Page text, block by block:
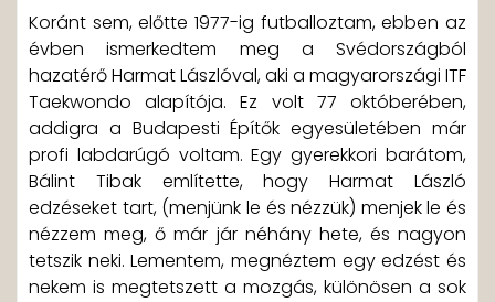
Koránt sem, előtte 1977-ig futballoztam, ebben az
évben ismerkedtem meg a Svédországból
hazatérő Harmat Lászlóval, aki a magyarországi ITF
Taekwondo alapítója. Ez volt 77 októberében,
addigra a Budapesti Építők egyesületében már
profi labdarúgó voltam. Egy gyerekkori barátom,
Bálint Tibak említette, hogy Harmat László
edzéseket tart, (menjünk le és nézzük) menjek le és
nézzem meg, ő már jár néhány hete, és nagyon
tetszik neki. Lementem, megnéztem egy edzést és
nekem is megtetszett a mozgás, különösen a sok